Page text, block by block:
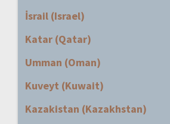
İsrail (Israel)
Katar (Qatar)
Umman (Oman)
Kuveyt (Kuwait)
Kazakistan (Kazakhstan)